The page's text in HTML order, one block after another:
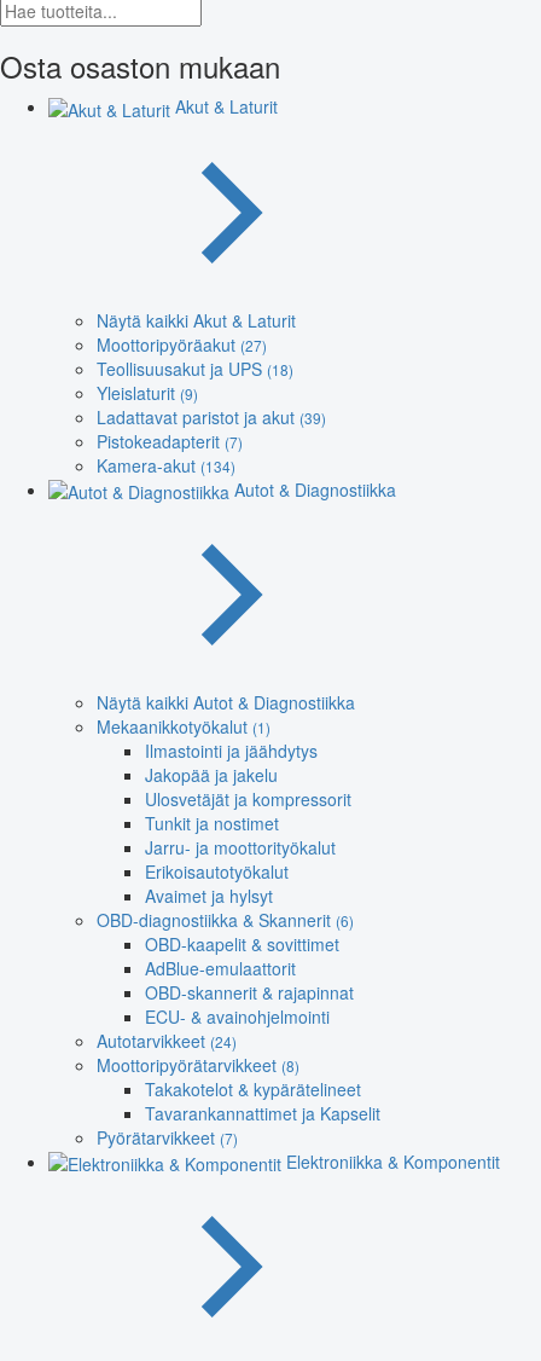
Osta osaston mukaan
Akut & Laturit
Näytä kaikki Akut & Laturit
Moottoripyöräakut (27)
Teollisuusakut ja UPS (18)
Yleislaturit (9)
Ladattavat paristot ja akut (39)
Pistokeadapterit (7)
Kamera-akut (134)
Autot & Diagnostiikka
Näytä kaikki Autot & Diagnostiikka
Mekaanikkotyökalut (1)
Ilmastointi ja jäähdytys
Jakopää ja jakelu
Ulosvetäjät ja kompressorit
Tunkit ja nostimet
Jarru- ja moottorityökalut
Erikoisautotyökalut
Avaimet ja hylsyt
OBD-diagnostiikka & Skannerit (6)
OBD-kaapelit & sovittimet
AdBlue-emulaattorit
OBD-skannerit & rajapinnat
ECU- & avainohjelmointi
Autotarvikkeet (24)
Moottoripyörätarvikkeet (8)
Takakotelot & kypärätelineet
Tavarankannattimet ja Kapselit
Pyörätarvikkeet (7)
Elektroniikka & Komponentit